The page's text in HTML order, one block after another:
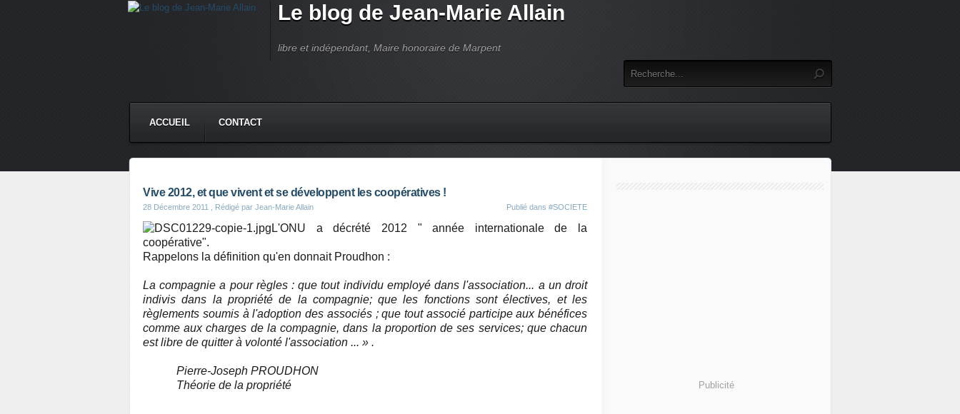
Le blog de Jean-Marie Allain
libre et indépendant, Maire honoraire de Marpent
ACCUEIL CONTACT
Vive 2012, et que vivent et se développent les coopératives !
28 Décembre 2011 , Rédigé par Jean-Marie Allain Publié dans #SOCIETE
L'ONU a décrété 2012 " année internationale de la
coopérative".
Rappelons la définition qu'en donnait Proudhon :
La compagnie a pour règles : que tout individu employé dans l'association... a un droit
indivis dans la propriété de la compagnie; que les fonctions sont électives, et les
règlements soumis à l'adoption des associés ; que tout associé participe aux bénéfices
comme aux charges de la compagnie, dans la proportion de ses services; que chacun
est libre de quitter à volonté l'association ... » .
Pierre-Joseph PROUDHON
Théorie de la propriété
Publicité